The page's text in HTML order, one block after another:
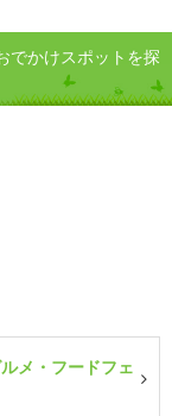
でかけスポットを探
メ・フードフェ